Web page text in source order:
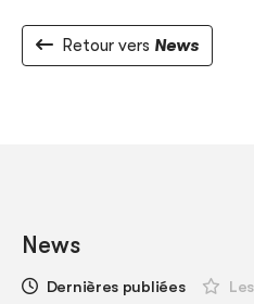
Retour vers News
News
Dernières publiées